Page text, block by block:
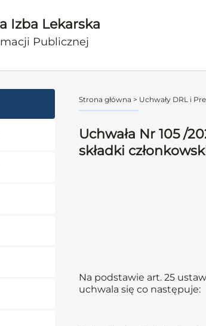
Izba Lekarska
Publicznej
Strona główna > Uchwały DRL i
Uchwała Nr 105 /
składki
Na podstawie art. 25
uchwala się co następuje: